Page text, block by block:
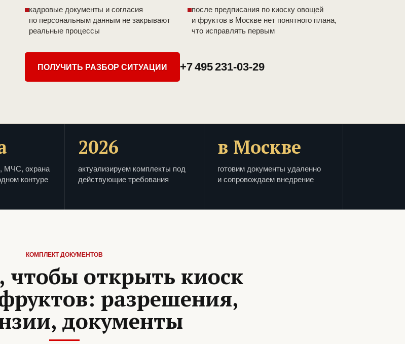
кадровые документы и согласия
по персональным данным не закрывают
реальные процессы
после предписания по киоску овощей
и фруктов в Москве нет понятного плана,
что исправлять первым
ПОЛУЧИТЬ РАЗБОР СИТУАЦИИ +7 495 231-03-29
МЧС, охрана
контуре
2026
актуализируем комплекты под
действующие требования
в Москве
готовим документы удаленно
и сопровождаем внедрение
КОМПЛЕКТ ДОКУМЕНТОВ
чтобы открыть киоск
разрешения,
документы